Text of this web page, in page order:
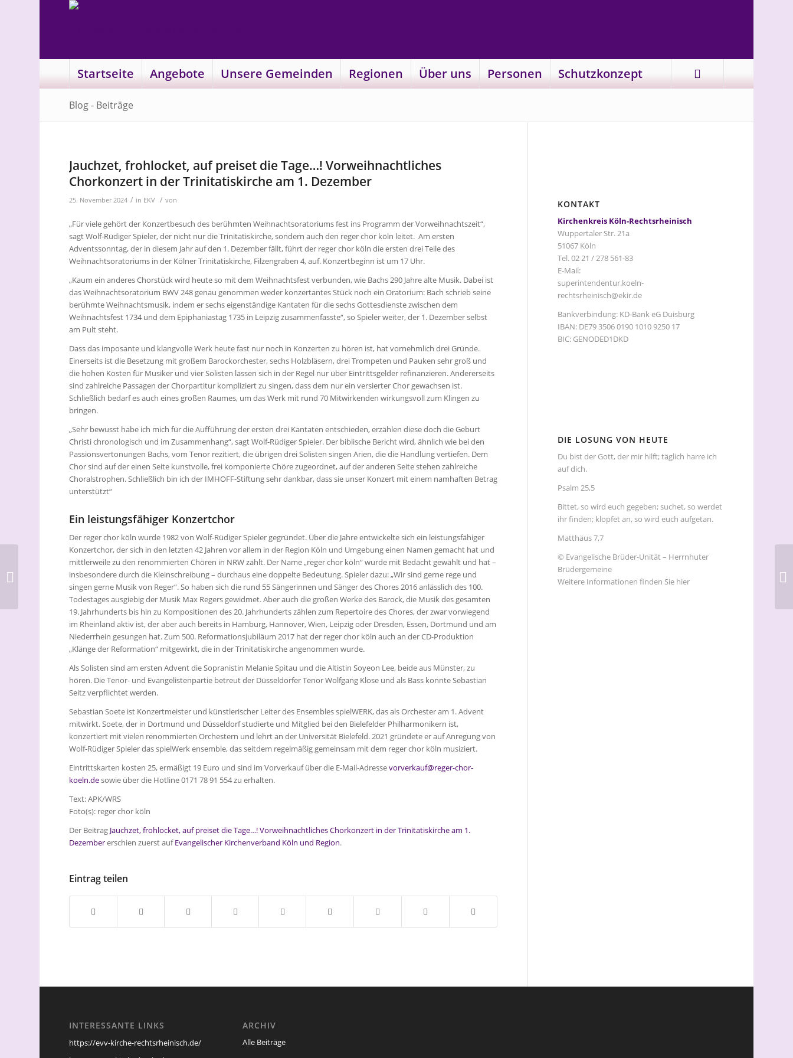
Startseite Angebote Unsere Gemeinden Regionen Über uns Personen Schutzkonzept
Blog - Beiträge
Jauchzet, frohlocket, auf preiset die Tage…! Vorweihnachtliches
Chorkonzert in der Trinitatiskirche am 1. Dezember
25. November 2024 / in EKV / von
„Für viele gehört der Konzertbesuch des berühmten Weihnachtsoratoriums fest ins Programm der Vorweihnachtszeit“,
sagt Wolf-Rüdiger Spieler, der nicht nur die Trinitatiskirche, sondern auch den reger chor köln leitet. Am ersten
Adventssonntag, der in diesem Jahr auf den 1. Dezember fällt, führt der reger chor köln die ersten drei Teile des
Weihnachtsoratoriums in der Kölner Trinitatiskirche, Filzengraben 4, auf. Konzertbeginn ist um 17 Uhr.
„Kaum ein anderes Chorstück wird heute so mit dem Weihnachtsfest verbunden, wie Bachs 290 Jahre alte Musik. Dabei ist
das Weihnachtsoratorium BWV 248 genau genommen weder konzertantes Stück noch ein Oratorium: Bach schrieb seine
berühmte Weihnachtsmusik, indem er sechs eigenständige Kantaten für die sechs Gottesdienste zwischen dem
Weihnachtsfest 1734 und dem Epiphaniastag 1735 in Leipzig zusammenfasste“, so Spieler weiter, der 1. Dezember selbst
am Pult steht.
Dass das imposante und klangvolle Werk heute fast nur noch in Konzerten zu hören ist, hat vornehmlich drei Gründe.
Einerseits ist die Besetzung mit großem Barockorchester, sechs Holzbläsern, drei Trompeten und Pauken sehr groß und
die hohen Kosten für Musiker und vier Solisten lassen sich in der Regel nur über Eintrittsgelder refinanzieren. Andererseits
sind zahlreiche Passagen der Chorpartitur kompliziert zu singen, dass dem nur ein versierter Chor gewachsen ist.
Schließlich bedarf es auch eines großen Raumes, um das Werk mit rund 70 Mitwirkenden wirkungsvoll zum Klingen zu
bringen.
„Sehr bewusst habe ich mich für die Aufführung der ersten drei Kantaten entschieden, erzählen diese doch die Geburt
Christi chronologisch und im Zusammenhang“, sagt Wolf-Rüdiger Spieler. Der biblische Bericht wird, ähnlich wie bei den
Passionsvertonungen Bachs, vom Tenor rezitiert, die übrigen drei Solisten singen Arien, die die Handlung vertiefen. Dem
Chor sind auf der einen Seite kunstvolle, frei komponierte Chöre zugeordnet, auf der anderen Seite stehen zahlreiche
Choralstrophen. Schließlich bin ich der IMHOFF-Stiftung sehr dankbar, dass sie unser Konzert mit einem namhaften Betrag
unterstützt“
Ein leistungsfähiger Konzertchor
Der reger chor köln wurde 1982 von Wolf-Rüdiger Spieler gegründet. Über die Jahre entwickelte sich ein leistungsfähiger
Konzertchor, der sich in den letzten 42 Jahren vor allem in der Region Köln und Umgebung einen Namen gemacht hat und
mittlerweile zu den renommierten Chören in NRW zählt. Der Name „reger chor köln“ wurde mit Bedacht gewählt und hat –
insbesondere durch die Kleinschreibung – durchaus eine doppelte Bedeutung. Spieler dazu: „Wir sind gerne rege und
singen gerne Musik von Reger“. So haben sich die rund 55 Sängerinnen und Sänger des Chores 2016 anlässlich des 100.
Todestages ausgiebig der Musik Max Regers gewidmet. Aber auch die großen Werke des Barock, die Musik des gesamten
19. Jahrhunderts bis hin zu Kompositionen des 20. Jahrhunderts zählen zum Repertoire des Chores, der zwar vorwiegend
im Rheinland aktiv ist, der aber auch bereits in Hamburg, Hannover, Wien, Leipzig oder Dresden, Essen, Dortmund und am
Niederrhein gesungen hat. Zum 500. Reformationsjubiläum 2017 hat der reger chor köln auch an der CD-Produktion
„Klänge der Reformation“ mitgewirkt, die in der Trinitatiskirche angenommen wurde.
Als Solisten sind am ersten Advent die Sopranistin Melanie Spitau und die Altistin Soyeon Lee, beide aus Münster, zu
hören. Die Tenor- und Evangelistenpartie betreut der Düsseldorfer Tenor Wolfgang Klose und als Bass konnte Sebastian
Seitz verpflichtet werden.
Sebastian Soete ist Konzertmeister und künstlerischer Leiter des Ensembles spielWERK, das als Orchester am 1. Advent
mitwirkt. Soete, der in Dortmund und Düsseldorf studierte und Mitglied bei den Bielefelder Philharmonikern ist,
konzertiert mit vielen renommierten Orchestern und lehrt an der Universität Bielefeld. 2021 gründete er auf Anregung von
Wolf-Rüdiger Spieler das spielWerk ensemble, das seitdem regelmäßig gemeinsam mit dem reger chor köln musiziert.
Eintrittskarten kosten 25, ermäßigt 19 Euro und sind im Vorverkauf über die E-Mail-Adressevorverkauf@reger-chor-
koeln.desowie über die Hotline 0171 78 91 554 zu erhalten.
Text: APK/WRS
Foto(s): reger chor köln
Der Beitrag Jauchzet, frohlocket, auf preiset die Tage…! Vorweihnachtliches Chorkonzert in der Trinitatiskirche am 1.
Dezembererschien zuerst aufEvangelischer Kirchenverband Köln und Region.
Eintrag teilen
KONTAKT
Kirchenkreis Köln-Rechtsrheinisch
Wuppertaler Str. 21a
51067 Köln
Tel. 02 21 / 278 561-83
E-Mail:
superintendentur.koeln-
rechtsrheinisch@ekir.de
Bankverbindung: KD-Bank eG Duisburg
IBAN: DE79 3506 0190 1010 9250 17
BIC: GENODED1DKD
DIE LOSUNG VON HEUTE
Du bist der Gott, der mir hilft; täglich harre ich
auf dich.
Psalm 25,5
Bittet, so wird euch gegeben; suchet, so werdet
ihr finden; klopfet an, so wird euch aufgetan.
Matthäus 7,7
© Evangelische Brüder-Unität – Herrnhuter
Brüdergemeine
Weitere Informationen finden Sie hier
INTERESSANTE LINKS
https://evv-kirche-rechtsrheinisch.de/
ARCHIV
Alle Beiträge
Unsere Archivale für
Evangelische Insel in